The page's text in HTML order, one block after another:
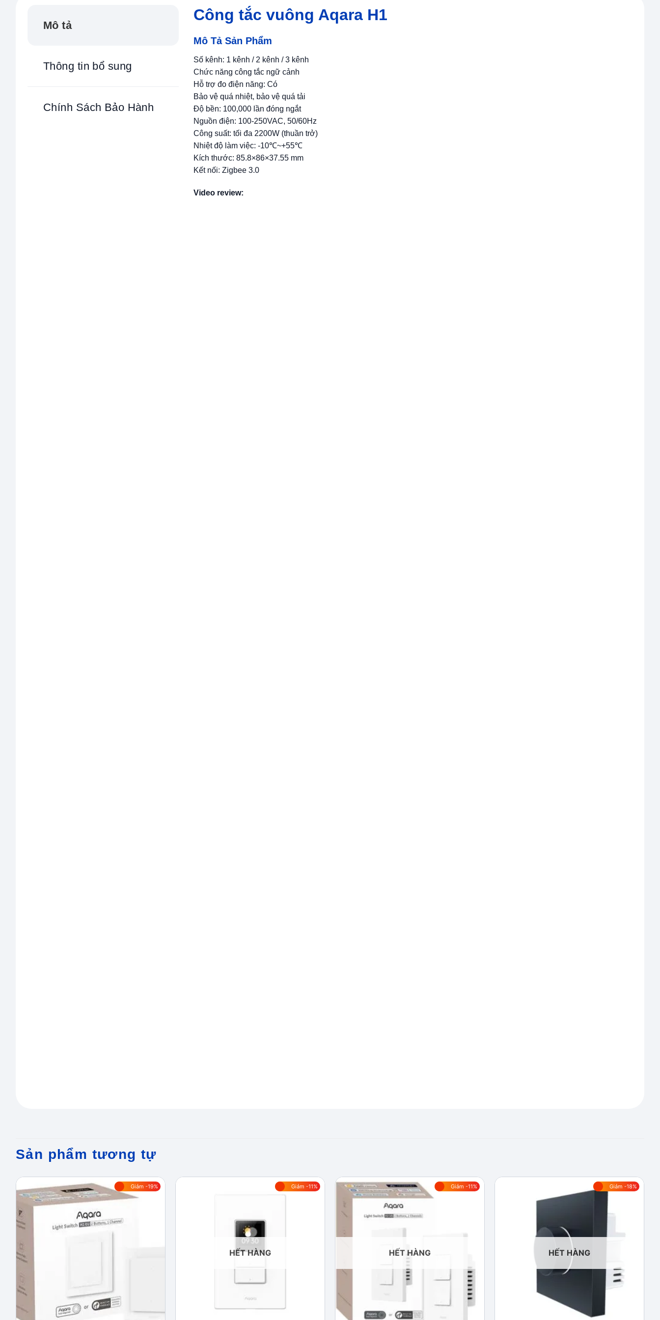
Mô tả
Thông tin bổ sung
Chính Sách Bảo Hành
Công tắc vuông Aqara H1
Mô Tả Sản Phẩm
Số kênh: 1 kênh / 2 kênh / 3 kênh
Chức năng công tắc ngữ cảnh
Hỗ trợ đo điện năng: Có
Bảo vệ quá nhiệt, bảo vệ quá tải
Độ bền: 100,000 lần đóng ngắt
Nguồn điện: 100-250VAC, 50/60Hz
Công suất: tối đa 2200W (thuần trở)
Nhiệt độ làm việc: -10℃~+55℃
Kích thước: 85.8×86×37.55 mm
Kết nối: Zigbee 3.0
Video review:
Sản phẩm tương tự
Giảm -19% Giảm -11%
HẾT HÀNG
Giảm -11%
HẾT HÀNG
Giảm -18%
HẾT HÀNG